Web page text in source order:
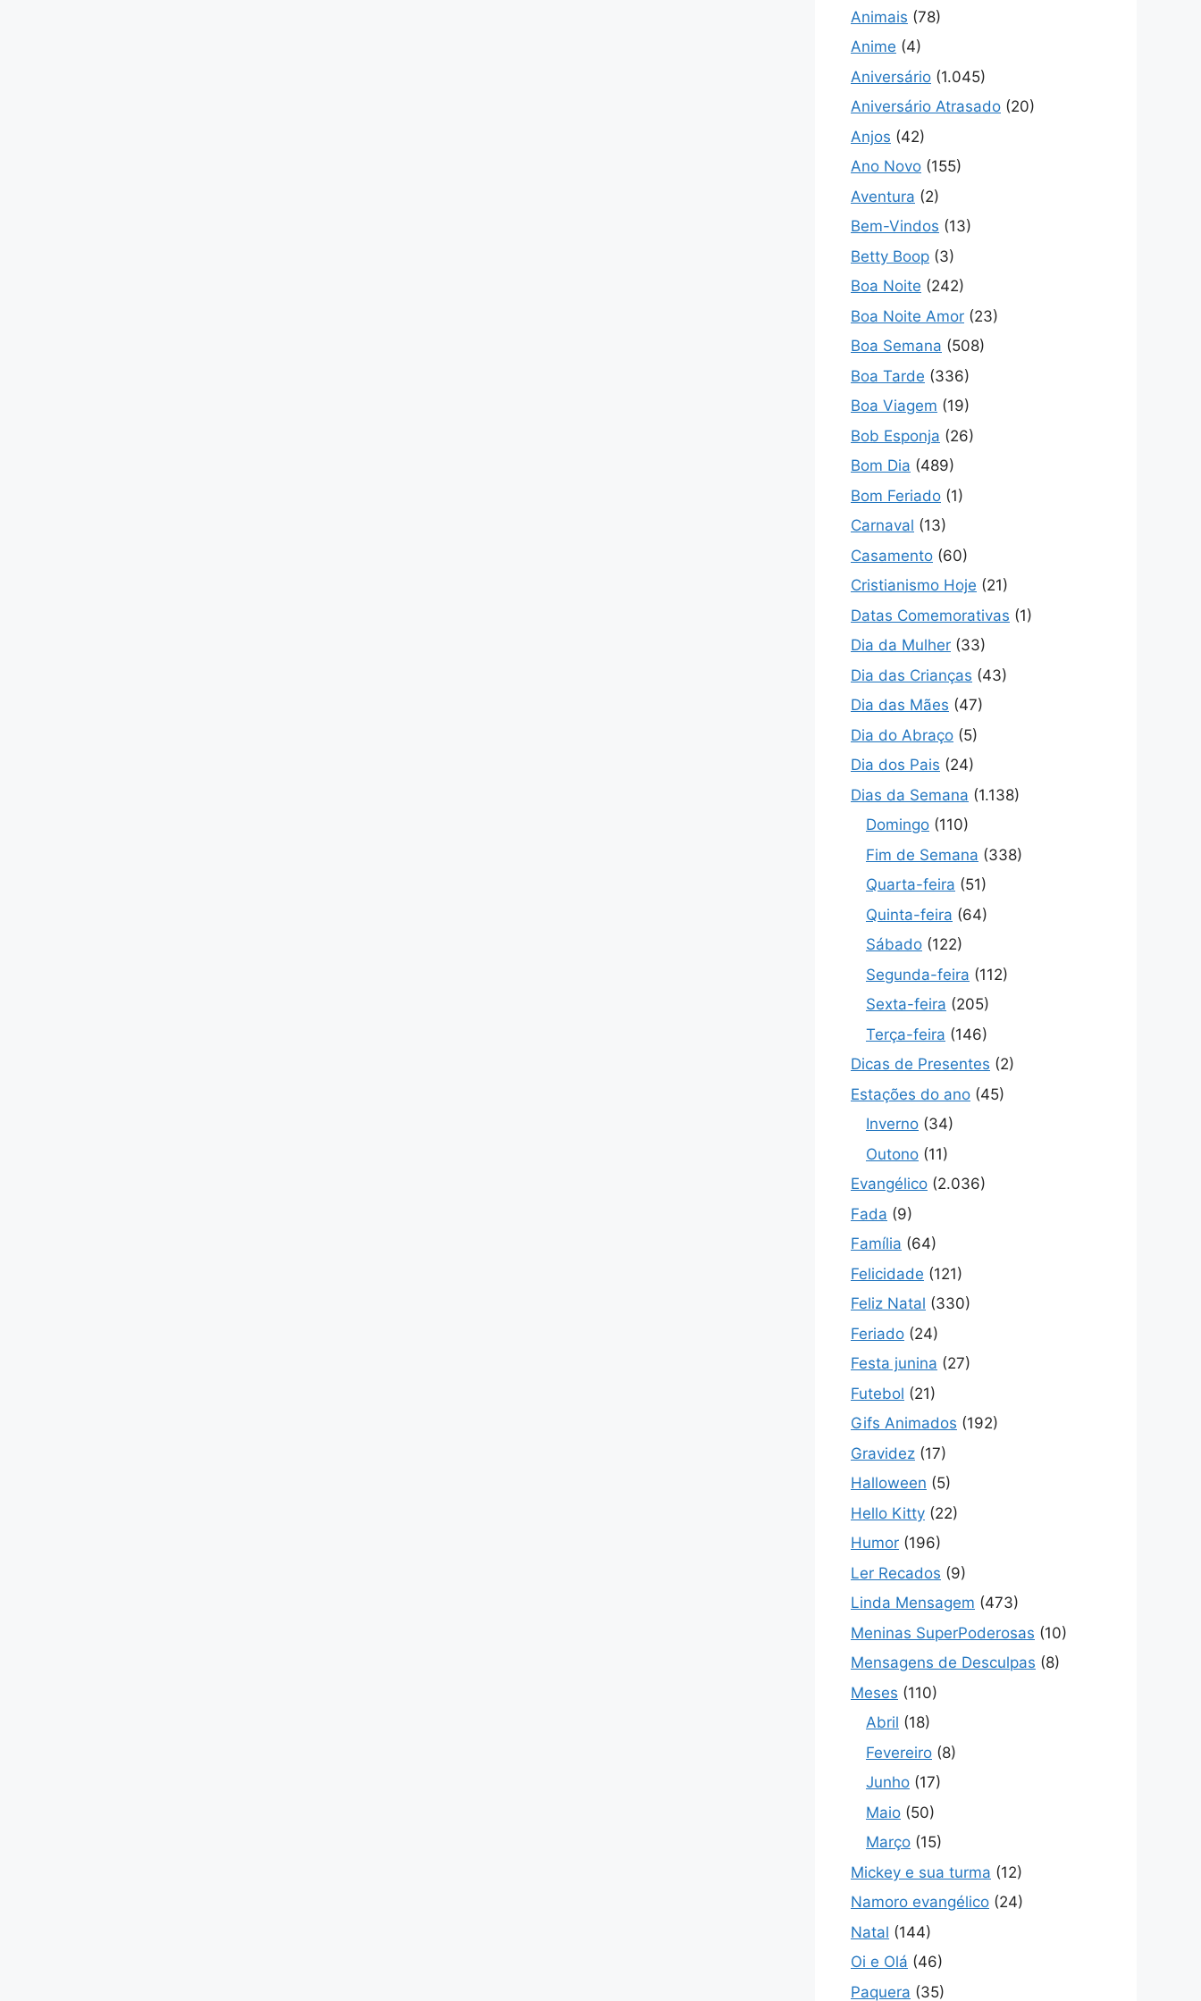
Animais (78)
Anime (4)
Aniversário (1.045)
Aniversário Atrasado (20)
Anjos (42)
Ano Novo (155)
Aventura (2)
Bem-Vindos (13)
Betty Boop (3)
Boa Noite (242)
Boa Noite Amor (23)
Boa Semana (508)
Boa Tarde (336)
Boa Viagem (19)
Bob Esponja (26)
Bom Dia (489)
Bom Feriado (1)
Carnaval (13)
Casamento (60)
Cristianismo Hoje (21)
Datas Comemorativas (1)
Dia da Mulher (33)
Dia das Crianças (43)
Dia das Mães (47)
Dia do Abraço (5)
Dia dos Pais (24)
Dias da Semana (1.138)
Domingo (110)
Fim de Semana (338)
Quarta-feira (51)
Quinta-feira (64)
Sábado (122)
Segunda-feira (112)
Sexta-feira (205)
Terça-feira (146)
Dicas de Presentes (2)
Estações do ano (45)
Inverno (34)
Outono (11)
Evangélico (2.036)
Fada (9)
Família (64)
Felicidade (121)
Feliz Natal (330)
Feriado (24)
Festa junina (27)
Futebol (21)
Gifs Animados (192)
Gravidez (17)
Halloween (5)
Hello Kitty (22)
Humor (196)
Ler Recados (9)
Linda Mensagem (473)
Meninas SuperPoderosas (10)
Mensagens de Desculpas (8)
Meses (110)
Abril (18)
Fevereiro (8)
Junho (17)
Maio (50)
Março (15)
Mickey e sua turma (12)
Namoro evangélico (24)
Natal (144)
Oi e Olá (46)
Paquera (35)